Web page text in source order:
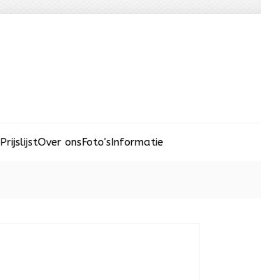
PrijslijstOver onsFoto'sInformatie